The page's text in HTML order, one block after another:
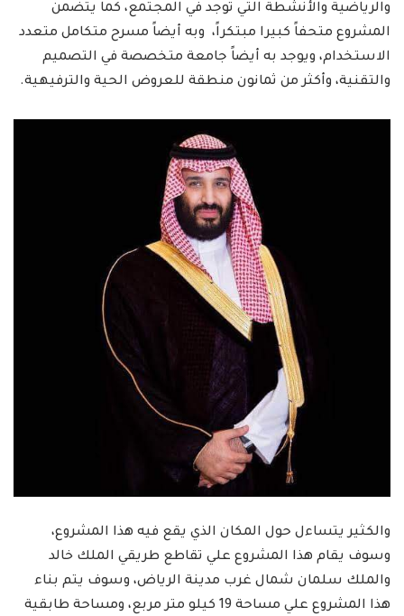
والرياضية والأنشطة التي توجد في المجتمع، كما يتضمن
المشروع متحفاً كبيرا مبتكراً، وبه أيضاً مسرح متكامل متعدد
الاستخدام، ويوجد به أيضاً جامعة متخصصة في التصميم
والتقنية، وأكثر من ثمانون منطقة للعروض الحية والترفيهية.
والكثير يتساءل حول المكان الذي يقع فيه هذا المشروع،
وسوف يقام هذا المشروع علي تقاطع طريقي الملك خالد
والملك سلمان شمال غرب مدينة الرياض، وسوف يتم بناء
هذا المشروع علي مساحة 19 كيلو متر مربع، ومساحة طابقية